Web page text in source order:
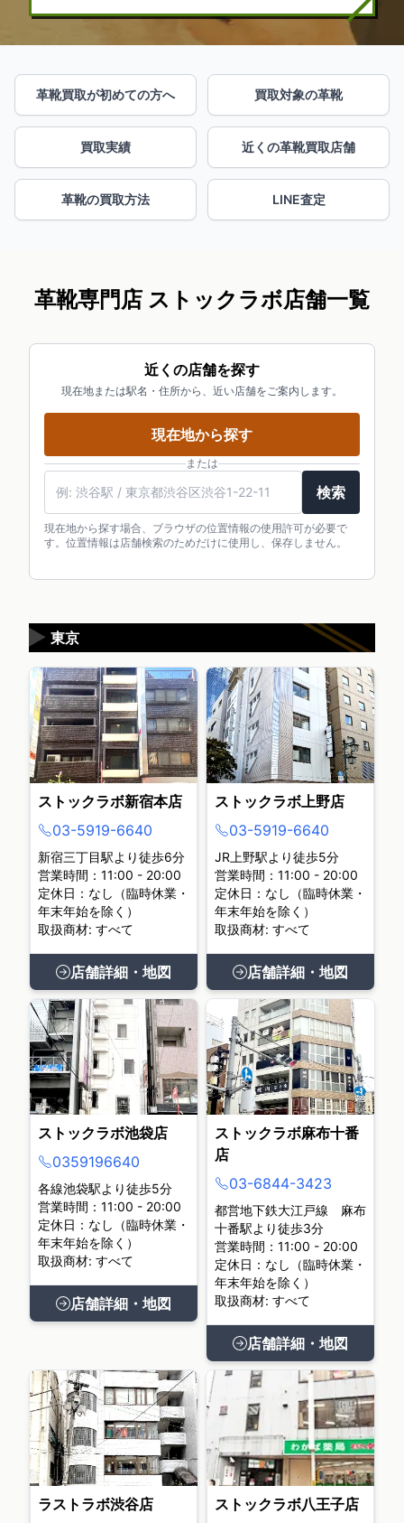
革靴買取が初めての方へ 買取対象の革靴
買取実績 近くの革靴買取店舗
革靴の買取方法 LINE査定
革靴専門店 ストックラボ店舗一覧
近くの店舗を探す
現在地または駅名・住所から、近い店舗をご案内します。
現在地から探す
または
検索
現在地から探す場合、ブラウザの位置情報の使用許可が必要で
す。位置情報は店舗検索のためだけに使用し、保存しません。
東京
▶
ストックラボ新宿本店
03-5919-6640
新宿三丁目駅より徒歩6分
営業時間：11:00 - 20:00
定休日：なし（臨時休業・
年末年始を除く）
取扱商材: すべて
店舗詳細・地図
ストックラボ上野店
03-5919-6640
JR上野駅より徒歩5分
営業時間：11:00 - 20:00
定休日：なし（臨時休業・
年末年始を除く）
取扱商材: すべて
店舗詳細・地図
ストックラボ池袋店
0359196640
各線池袋駅より徒歩5分
営業時間：11:00 - 20:00
定休日：なし（臨時休業・
年末年始を除く）
取扱商材: すべて
店舗詳細・地図
ストックラボ麻布十番
店
03-6844-3423
都営地下鉄大江戸線 麻布
十番駅より徒歩3分
営業時間：11:00 - 20:00
定休日：なし（臨時休業・
年末年始を除く）
取扱商材: すべて
店舗詳細・地図
ラストラボ渋谷店
ストックラボ八王子店